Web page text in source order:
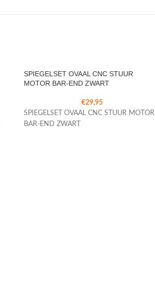
SPIEGELSET OVAAL CNC STUUR
MOTOR BAR-END ZWART
€29,95
SPIEGELSET OVAAL CNC STUUR MOTOR
BAR-END ZWART